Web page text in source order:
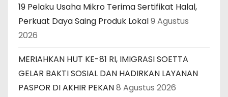
19 Pelaku Usaha Mikro Terima Sertifikat Halal,
Perkuat Daya Saing Produk Lokal9 Agustus
2026
MERIAHKAN HUT KE-81 RI, IMIGRASI SOETTA
GELAR BAKTI SOSIAL DAN HADIRKAN LAYANAN
PASPOR DI AKHIR PEKAN8 Agustus 2026